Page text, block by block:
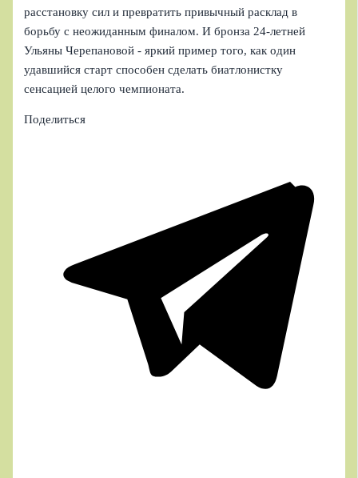
расстановку сил и превратить привычный расклад в
борьбу с неожиданным финалом. И бронза 24-летней
Ульяны Черепановой - яркий пример того, как один
удавшийся старт способен сделать биатлонистку
сенсацией целого чемпионата.
Поделиться